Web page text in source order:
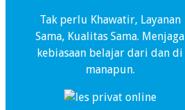
Tak perlu Khawatir, Layanan
Sama, Kualitas Sama. Menjaga
kebiasaan belajar dari dan di
manapun.